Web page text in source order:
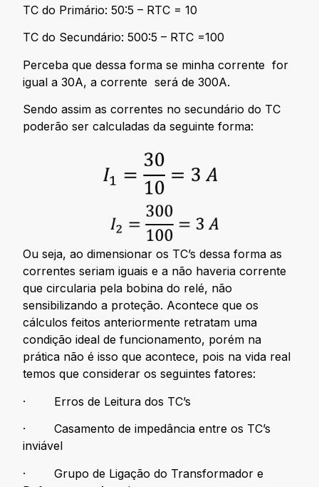
TC do Primário: 50:5 – RTC = 10
TC do Secundário: 500:5 – RTC =100
Perceba que dessa forma se minha corrente for
igual a 30A, a corrente será de 300A.
Sendo assim as correntes no secundário do TC
poderão ser calculadas da seguinte forma:
Ou seja, ao dimensionar os TC’s dessa forma as
correntes seriam iguais e a não haveria corrente
que circularia pela bobina do relé, não
sensibilizando a proteção. Acontece que os
cálculos feitos anteriormente retratam uma
condição ideal de funcionamento, porém na
prática não é isso que acontece, pois na vida real
temos que considerar os seguintes fatores:
· Erros de Leitura dos TC’s
· Casamento de impedância entre os TC’s
inviável
· Grupo de Ligação do Transformador e